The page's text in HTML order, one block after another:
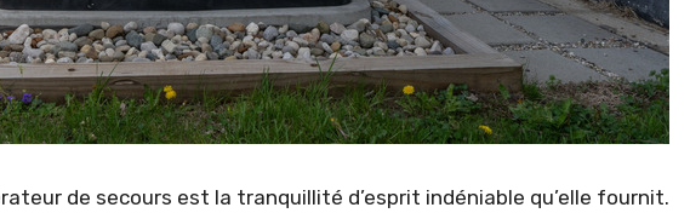
de secours est la tranquillité d’esprit indéniable qu’elle fournit.